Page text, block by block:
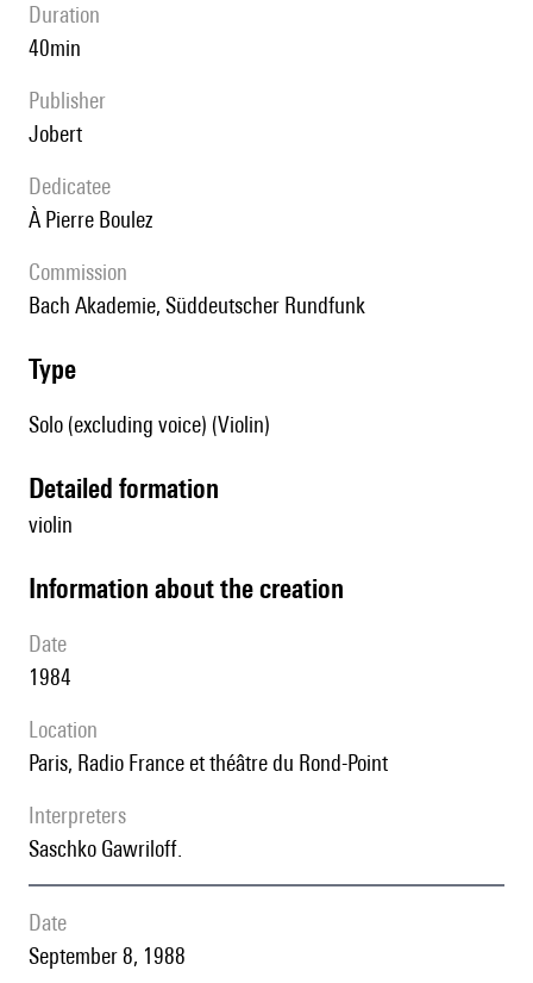
duration
40min
publisher
Jobert
Dedicatee
à Pierre Boulez
Commission
Bach Akademie, Süddeutscher Rundfunk
type
Solo (excluding voice) (Violin)
detailed formation
violin
information about the creation
date
1984
location
Paris, Radio France et théâtre du Rond-Point
interpreters
Saschko Gawriloff.
date
September 8, 1988